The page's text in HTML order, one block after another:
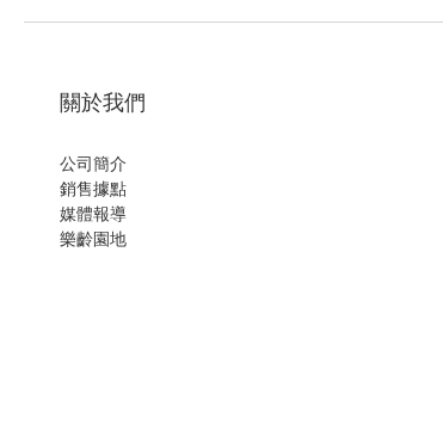
關於我們
公司簡介
銷售據點
媒體報導
樂齡園地